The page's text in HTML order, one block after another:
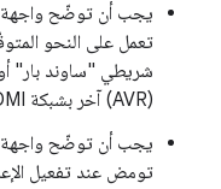
يجب أن توضّح واجهة
تعمل على النحو
شريطي "ساوند بار"
(AVR) آخر بشبكة HDMI.
يجب أن توضّح واجهة
تومض عند تفعيل